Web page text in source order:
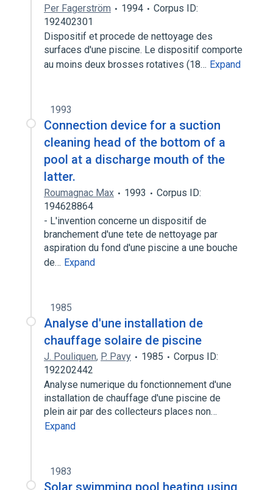
Per Fagerström 1994
Corpus ID:
192402301
Dispositif et procede de nettoyage des
surfaces d'une piscine. Le dispositif comporte
au moins deux brosses rotatives (18… Expand
1993
Connection device for a suction
cleaning head of the bottom of a
pool at a discharge mouth of the
latter.
Roumagnac Max 1993
Corpus ID:
194628864
- L'invention concerne un dispositif de
branchement d'une tete de nettoyage par
aspiration du fond d'une piscine a une bouche
de… Expand
1985
Analyse d'une installation de
chauffage solaire de piscine
J. Pouliquen, P. Pavy 1985
Corpus ID:
192202442
Analyse numerique du fonctionnement d'une
installation de chauffage d'une piscine de
plein air par des collecteurs places non…
Expand
1983
Solar swimming pool heating using